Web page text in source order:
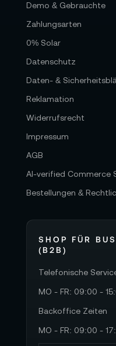
Demo & Gebrauchte
Zahlungsarten
0% Solar
Datenschutz
Daten- &
Reklamation
Widerrufsrecht
Impressum
AGB
AI-verified Commerce
Bestellungen &
SHOP FÜR
(B2B)
Telefonische
MO - FR: 09:00 -
Backoffice Zeiten
MO - FR: 09:00 -